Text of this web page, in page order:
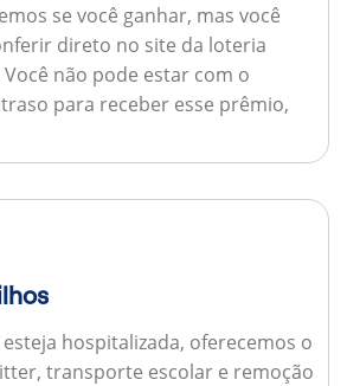
se você ganhar, mas você
direto no site da loteria
Você não pode estar com o
para receber esse prêmio,
esteja hospitalizada, oferecemos o
transporte escolar e remoção